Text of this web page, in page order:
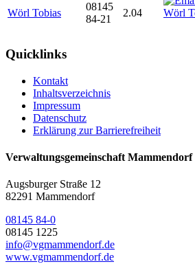
Wörl Tobias
08145
84-21
2.04
Quicklinks
Kontakt
Inhaltsverzeichnis
Impressum
Datenschutz
Erklärung zur Barrierefreiheit
Verwaltungsgemeinschaft Mammendorf
Augsburger Straße 12
82291 Mammendorf
08145 84-0
08145 1225
info@vgmammendorf.de
www.vgmammendorf.de